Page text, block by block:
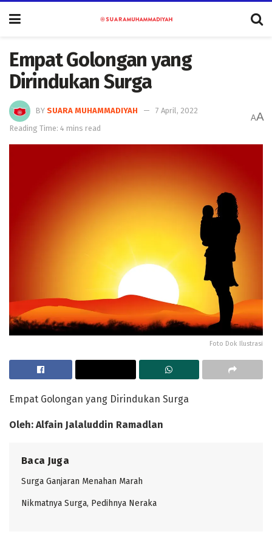
Empat Golongan yang
Dirindukan Surga
BY SUARA MUHAMMADIYAH
7 April, 2022
Reading Time: 4 mins read
AA
Foto Dok Ilustrasi
Empat Golongan yang Dirindukan Surga
Oleh: Alfain Jalaluddin Ramadlan
Baca Juga
Surga Ganjaran Menahan Marah
Nikmatnya Surga, Pedihnya Neraka